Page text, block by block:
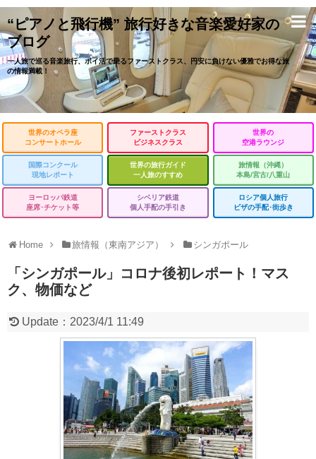
“ピアノと飛行機” 旅行好きな音楽愛好家の
ブログ
一人旅で巡る音楽旅行、ポイ活で乗るファーストクラス、円安に負けない優雅でお得な旅
の情報満載！
世界のオペラ座
コンサートホール
ファーストクラス
ビジネスクラス
世界の
空港ラウンジ
国際コンクール
現地レポート
世界の旅行ガイド
一人旅のすすめ
旅情報（沖縄）
本島/宮古/八重山
ヨーロッパ鉄道
座席･チケット等
シベリア鉄道
個人手配の手引き
ロシア個人旅行
ビザの手配･街歩き
Home 旅情報（東南アジア） シンガポール
「シンガポール」コロナ後初レポート！マス
ク、物価など
Update： 2023/4/1 11:49